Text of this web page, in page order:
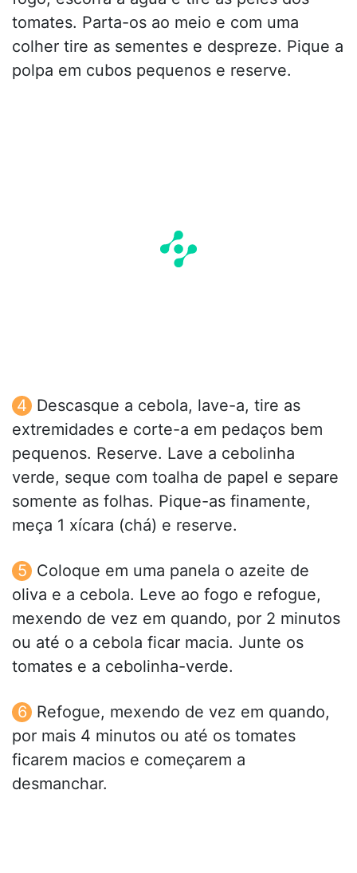
tomates. Parta-os ao meio e com uma
colher tire as sementes e despreze. Pique a
polpa em cubos pequenos e reserve.
Descasque a cebola, lave-a, tire as
extremidades e corte-a em pedaços bem
pequenos. Reserve. Lave a cebolinha
verde, seque com toalha de papel e separe
somente as folhas. Pique-as finamente,
meça 1 xícara (chá) e reserve.
Coloque em uma panela o azeite de
oliva e a cebola. Leve ao fogo e refogue,
mexendo de vez em quando, por 2 minutos
ou até o a cebola ficar macia. Junte os
tomates e a cebolinha-verde.
Refogue, mexendo de vez em quando,
por mais 4 minutos ou até os tomates
ficarem macios e começarem a
desmanchar.